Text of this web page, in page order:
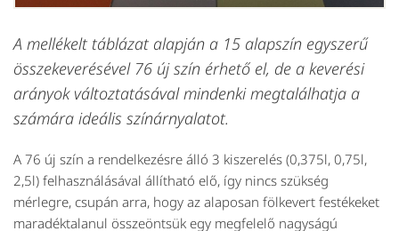
A mellékelt táblázat alapján a 15 alapszín egyszerű
összekeverésével 76 új szín érhető el, de a keverési
arányok változtatásával mindenki megtalálhatja a
számára ideális színárnyalatot.
A 76 új szín a rendelkezésre álló 3 kiszerelés (0,375l, 0,75l,
2,5l) felhasználásával állítható elő, így nincs szükség
mérlegre, csupán arra, hogy az alaposan fölkevert festékeket
maradéktalanul összeöntsük egy megfelelő nagyságú